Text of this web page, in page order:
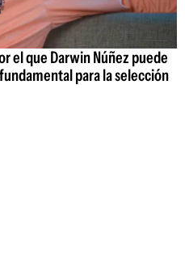
el que Darwin Núñez puede
para la selección